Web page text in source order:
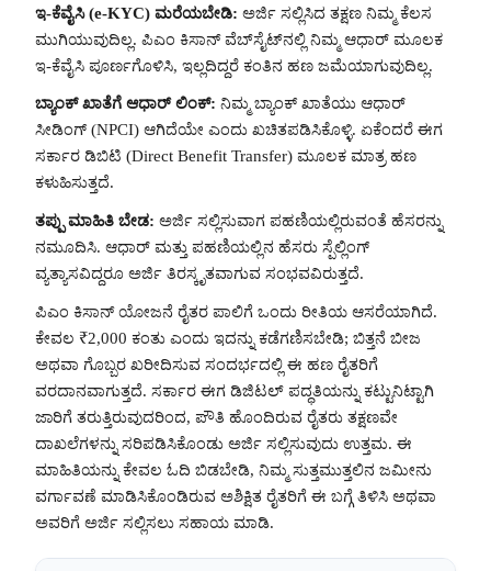
ಇ-ಕೆವೈಸಿ (e-KYC) ಮರೆಯಬೇಡಿ: ಅರ್ಜಿ ಸಲ್ಲಿಸಿದ ತಕ್ಷಣ ನಿಮ್ಮ ಕೆಲಸ
ಮುಗಿಯುವುದಿಲ್ಲ. ಪಿಎಂ ಕಿಸಾನ್ ವೆಬ್‌ಸೈಟ್‌ನಲ್ಲಿ ನಿಮ್ಮ ಆಧಾರ್ ಮೂಲಕ
ಇ-ಕೆವೈಸಿ ಪೂರ್ಣಗೊಳಿಸಿ, ಇಲ್ಲದಿದ್ದರೆ ಕಂತಿನ ಹಣ ಜಮೆಯಾಗುವುದಿಲ್ಲ.
ಬ್ಯಾಂಕ್ ಖಾತೆಗೆ ಆಧಾರ್ ಲಿಂಕ್: ನಿಮ್ಮ ಬ್ಯಾಂಕ್ ಖಾತೆಯು ಆಧಾರ್
ಸೀಡಿಂಗ್ (NPCI) ಆಗಿದೆಯೇ ಎಂದು ಖಚಿತಪಡಿಸಿಕೊಳ್ಳಿ. ಏಕೆಂದರೆ ಈಗ
ಸರ್ಕಾರ ಡಿಬಿಟಿ (Direct Benefit Transfer) ಮೂಲಕ ಮಾತ್ರ ಹಣ
ಕಳುಹಿಸುತ್ತದೆ.
ತಪ್ಪು ಮಾಹಿತಿ ಬೇಡ: ಅರ್ಜಿ ಸಲ್ಲಿಸುವಾಗ ಪಹಣಿಯಲ್ಲಿರುವಂತೆ ಹೆಸರನ್ನು
ನಮೂದಿಸಿ. ಆಧಾರ್ ಮತ್ತು ಪಹಣಿಯಲ್ಲಿನ ಹೆಸರು ಸ್ಪೆಲ್ಲಿಂಗ್
ವ್ಯತ್ಯಾಸವಿದ್ದರೂ ಅರ್ಜಿ ತಿರಸ್ಕೃತವಾಗುವ ಸಂಭವವಿರುತ್ತದೆ.
ಪಿಎಂ ಕಿಸಾನ್ ಯೋಜನೆ ರೈತರ ಪಾಲಿಗೆ ಒಂದು ರೀತಿಯ ಆಸರೆಯಾಗಿದೆ.
ಕೇವಲ ₹2,000 ಕಂತು ಎಂದು ಇದನ್ನು ಕಡೆಗಣಿಸಬೇಡಿ; ಬಿತ್ತನೆ ಬೀಜ
ಅಥವಾ ಗೊಬ್ಬರ ಖರೀದಿಸುವ ಸಂದರ್ಭದಲ್ಲಿ ಈ ಹಣ ರೈತರಿಗೆ
ವರದಾನವಾಗುತ್ತದೆ. ಸರ್ಕಾರ ಈಗ ಡಿಜಿಟಲ್ ಪದ್ಧತಿಯನ್ನು ಕಟ್ಟುನಿಟ್ಟಾಗಿ
ಜಾರಿಗೆ ತರುತ್ತಿರುವುದರಿಂದ, ಪೌತಿ ಹೊಂದಿರುವ ರೈತರು ತಕ್ಷಣವೇ
ದಾಖಲೆಗಳನ್ನು ಸರಿಪಡಿಸಿಕೊಂಡು ಅರ್ಜಿ ಸಲ್ಲಿಸುವುದು ಉತ್ತಮ. ಈ
ಮಾಹಿತಿಯನ್ನು ಕೇವಲ ಓದಿ ಬಿಡಬೇಡಿ, ನಿಮ್ಮ ಸುತ್ತಮುತ್ತಲಿನ ಜಮೀನು
ವರ್ಗಾವಣೆ ಮಾಡಿಸಿಕೊಂಡಿರುವ ಅಶಿಕ್ಷಿತ ರೈತರಿಗೆ ಈ ಬಗ್ಗೆ ತಿಳಿಸಿ ಅಥವಾ
ಅವರಿಗೆ ಅರ್ಜಿ ಸಲ್ಲಿಸಲು ಸಹಾಯ ಮಾಡಿ.